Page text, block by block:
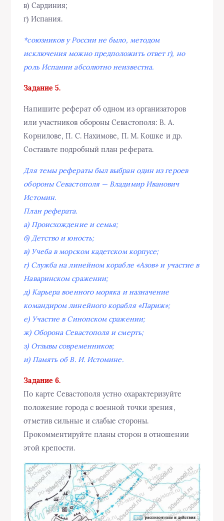
в) Сардиния;
г) Испания.
*союзников у России не было, методом
исключения можно предположить ответ г), но
роль Испании абсолютно неизвестна.
Задание 5.
Напишите реферат об одном из организаторов
или участников обороны Севастополя: В. А.
Корнилове, П. С. Нахимове, П. М. Кошке и др.
Составьте подробный план реферата.
Для темы рефераты был выбран один из героев
обороны Севастополя — Владимир Иванович
Истомин.
План реферата.
а) Происхождение и семья;
б) Детство и юность;
в) Учеба в морском кадетском корпусе;
г) Служба на линейном корабле «Азов» и участие в
Наваринском сражении;
д) Карьера военного моряка и назначение
командиром линейного корабля «Париж»;
е) Участие в Синопском сражении;
ж) Оборона Севастополя и смерть;
з) Отзывы современников;
и) Память об В. И. Истомине.
Задание 6.
По карте Севастополя устно охарактеризуйте
положение города с военной точки зрения,
отметив сильные и слабые стороны.
Прокомментируйте планы сторон в отношении
этой крепости.